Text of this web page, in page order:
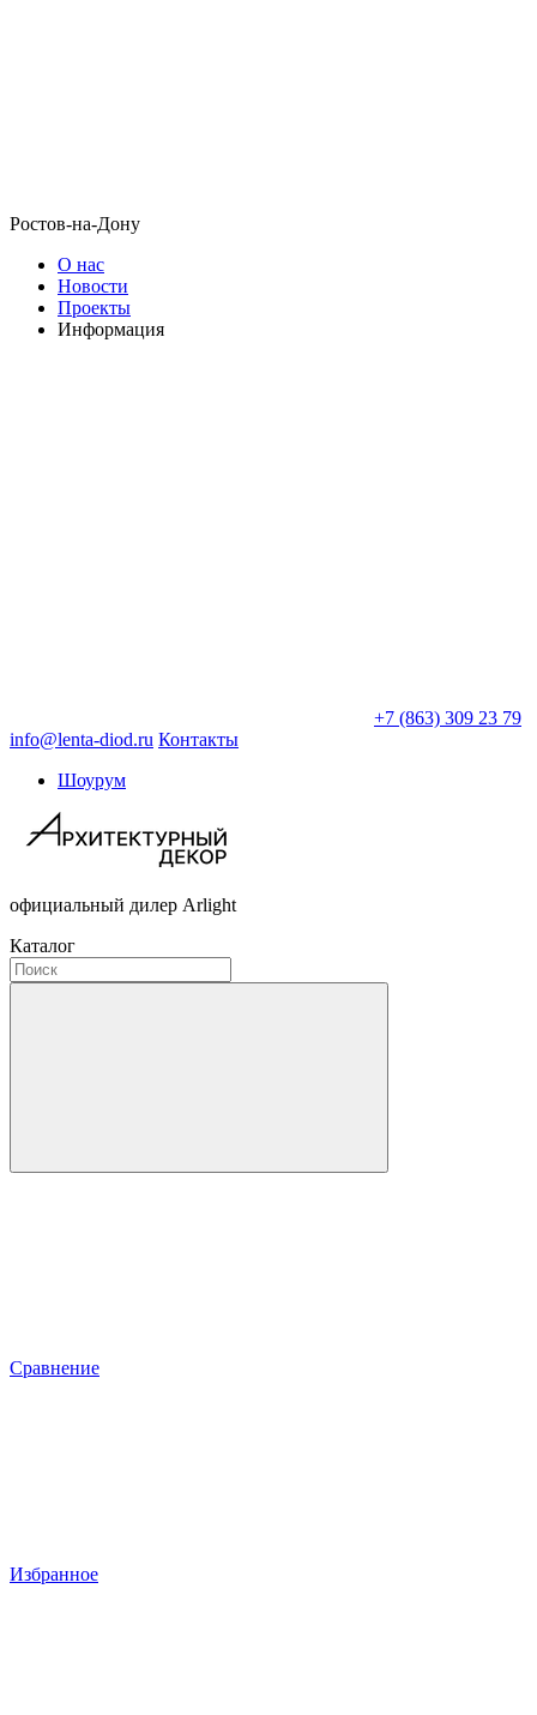
Ростов-на-Дону
О нас
Новости
Проекты
Информация
+7 (863) 309 23 79
info@lenta-diod.ru Контакты
Шоурум
официальный дилер Arlight
Каталог
Сравнение
Избранное